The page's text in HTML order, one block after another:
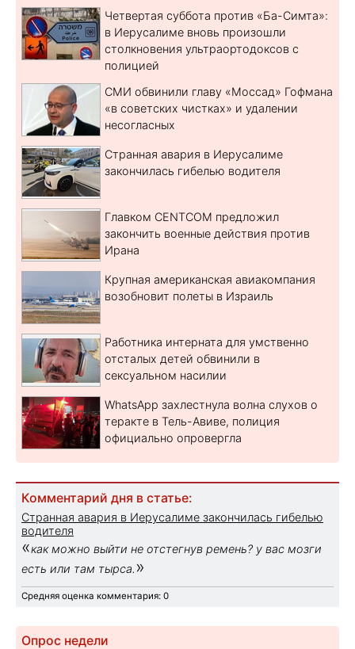
Четвертая суббота против «Ба-Симта»:
в Иерусалиме вновь произошли
столкновения ультраортодоксов с
полицией
СМИ обвинили главу «Моссад» Гофмана
«в советских чистках» и удалении
несогласных
Странная авария в Иерусалиме
закончилась гибелью водителя
Главком CENTCOM предложил
закончить военные действия против
Ирана
Крупная американская авиакомпания
возобновит полеты в Израиль
Работника интерната для умственно
отсталых детей обвинили в
сексуальном насилии
WhatsApp захлестнула волна слухов о
теракте в Тель-Авиве, полиция
официально опровергла
Комментарий дня в статье:
Странная авария в Иерусалиме закончилась гибелью
водителя
«как можно выйти не отстегнув ремень? у вас мозги
есть или там тырса. »
Средняя оценка комментария: 0
Опрос недели